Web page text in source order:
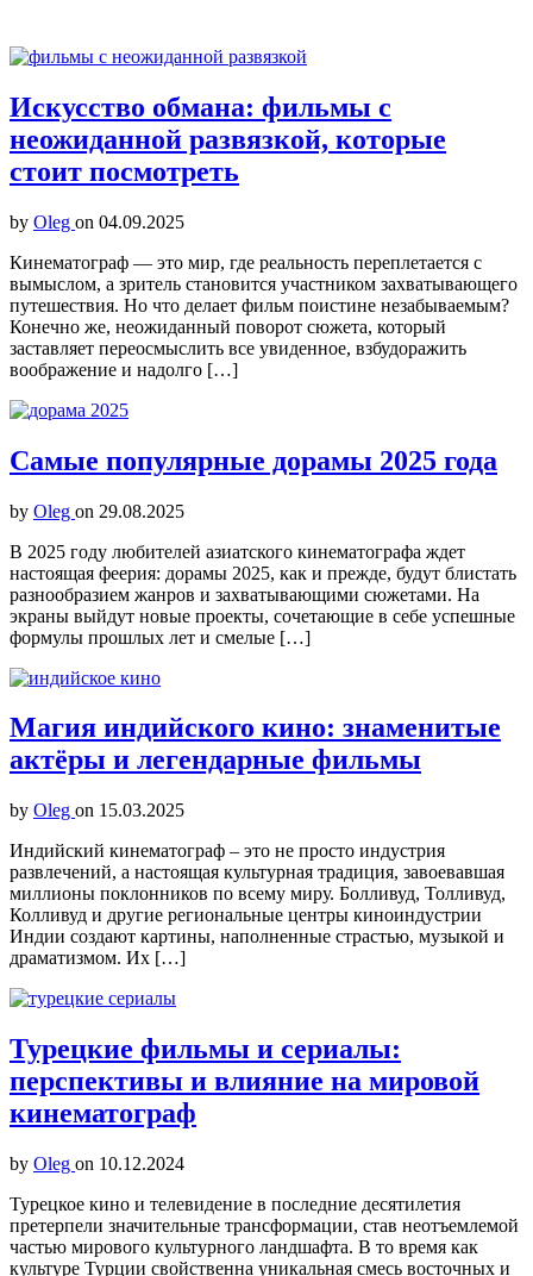
Искусство обмана: фильмы с
неожиданной развязкой, которые
стоит посмотреть
by Oleg on 04.09.2025
Кинематограф — это мир, где реальность переплетается с
вымыслом, а зритель становится участником захватывающего
путешествия. Но что делает фильм поистине незабываемым?
Конечно же, неожиданный поворот сюжета, который
заставляет переосмыслить все увиденное, взбудоражить
воображение и надолго […]
Самые популярные дорамы 2025 года
by Oleg on 29.08.2025
В 2025 году любителей азиатского кинематографа ждет
настоящая феерия: дорамы 2025, как и прежде, будут блистать
разнообразием жанров и захватывающими сюжетами. На
экраны выйдут новые проекты, сочетающие в себе успешные
формулы прошлых лет и смелые […]
Магия индийского кино: знаменитые
актёры и легендарные фильмы
by Oleg on 15.03.2025
Индийский кинематограф – это не просто индустрия
развлечений, а настоящая культурная традиция, завоевавшая
миллионы поклонников по всему миру. Болливуд, Толливуд,
Колливуд и другие региональные центры киноиндустрии
Индии создают картины, наполненные страстью, музыкой и
драматизмом. Их […]
Турецкие фильмы и сериалы:
перспективы и влияние на мировой
кинематограф
by Oleg on 10.12.2024
Турецкое кино и телевидение в последние десятилетия
претерпели значительные трансформации, став неотъемлемой
частью мирового культурного ландшафта. В то время как
культуре Турции свойственна уникальная смесь восточных и